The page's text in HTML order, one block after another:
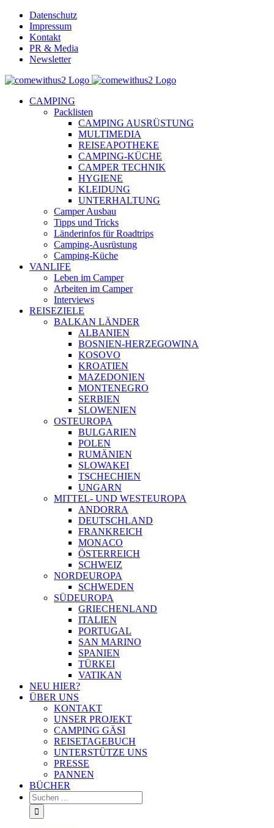
Skip
content
Datenschutz
Impressum
Kontakt
PR & Media
Newsletter
YouTube
Facebook
Twitter
Instagram
Pinterest
Email
CAMPING
Packlisten
CAMPING AUSRÜSTUNG
MULTIMEDIA
REISEAPOTHEKE
CAMPING-KÜCHE
CAMPER TECHNIK
HYGIENE
KLEIDUNG
UNTERHALTUNG
Camper Ausbau
Tipps und Tricks
Länderinfos für Roadtrips
Camping-Ausrüstung
Camping-Küche
VANLIFE
Leben im Camper
Arbeiten im Camper
Interviews
REISEZIELE
BALKAN LÄNDER
ALBANIEN
BOSNIEN-HERZEGOWINA
KOSOVO
KROATIEN
MAZEDONIEN
MONTENEGRO
SERBIEN
SLOWENIEN
OSTEUROPA
BULGARIEN
POLEN
RUMÄNIEN
SLOWAKEI
TSCHECHIEN
UNGARN
MITTEL- UND WESTEUROPA
ANDORRA
DEUTSCHLAND
FRANKREICH
MONACO
ÖSTERREICH
SCHWEIZ
NORDEUROPA
SCHWEDEN
SÜDEUROPA
GRIECHENLAND
ITALIEN
PORTUGAL
SAN MARINO
SPANIEN
TÜRKEI
VATIKAN
NEU HIER?
ÜBER UNS
KONTAKT
UNSER PROJEKT
CAMPING GÄSI
REISETAGEBUCH
UNTERSTÜTZE UNS
PRESSE
PANNEN
BÜCHER
Suche
nach: